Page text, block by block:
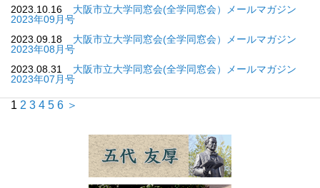
2023.10.16
大阪市立大学同窓会(全学同窓会）メールマガジン
2023年09月号
2023.09.18
大阪市立大学同窓会(全学同窓会）メールマガジン
2023年08月号
2023.08.31
大阪市立大学同窓会(全学同窓会）メールマガジン
2023年07月号
1 2 3 4 5 6 ＞